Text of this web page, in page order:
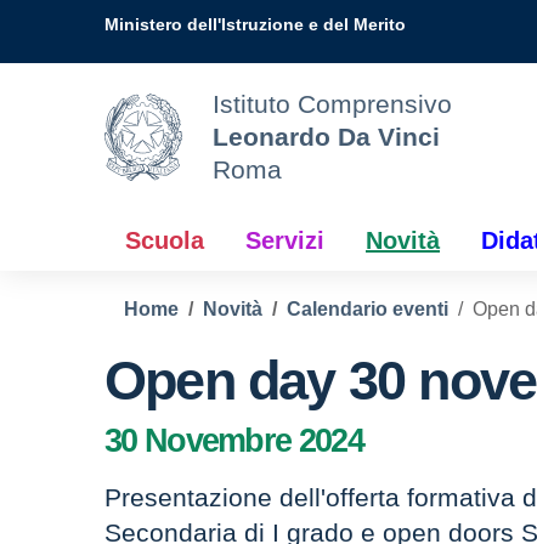
Ministero dell'Istruzione e del Merito
Istituto Comprensivo
Leonardo Da Vinci
Roma
Scuola Servizi Novità
Home Novità Calendario eventi Open
Open day 30
30 Novembre 2024
Presentazione dell'offerta formativa
Secondaria di I grado e open doors